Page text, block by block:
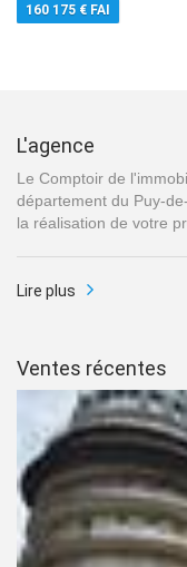
160 175 € FAI
L'agence
Le Comptoir de
département du Puy-
la réalisation de votre
Lire plus
Ventes récentes